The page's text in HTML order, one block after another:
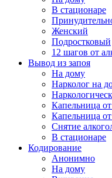
В стационаре
Женский
Подростковый
12 шагов от
Вывод из запоя
На дому
Нарколог на
Капельница от
Капельница
Снятие
В стационаре
Кодирование
Анонимно
На дому